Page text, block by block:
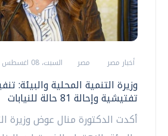
أخبار مصر مصر السبت، 08 اغسطس 2026 02:16 م
تفتيشية وإحالة 81 حالة للنيابات
أكدت الدكتورة منال عوض وزيرة